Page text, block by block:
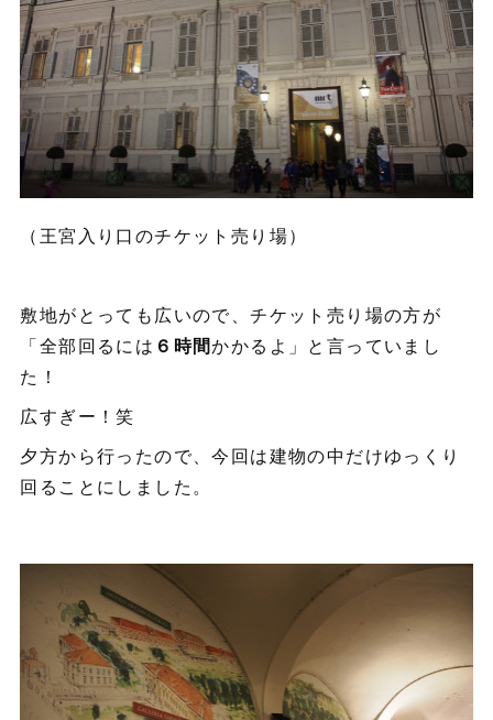
（王宮入り口のチケット売り場）
敷地がとっても広いので、チケット売り場の方が
「全部回るには ６時間かかるよ」と言っていまし
た！
広すぎー！笑
夕方から行ったので、今回は建物の中だけゆっくり
回ることにしました。